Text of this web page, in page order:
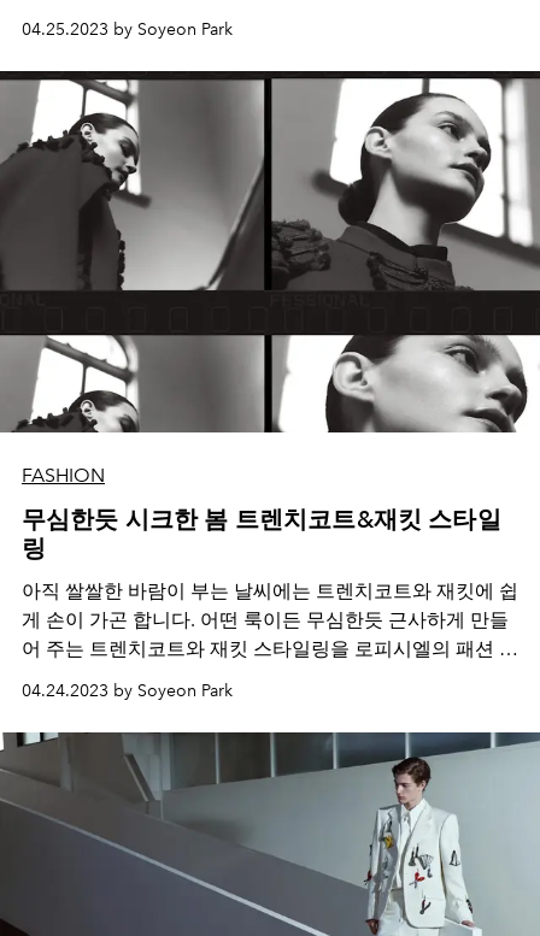
04.25.2023 by Soyeon Park
FASHION
무심한듯 시크한 봄 트렌치코트&재킷 스타일
링
아직 쌀쌀한 바람이 부는 날씨에는 트렌치코트와 재킷에 쉽
게 손이 가곤 합니다. 어떤 룩이든 무심한듯 근사하게 만들
어 주는 트렌치코트와 재킷 스타일링을 로피시엘의 패션 화
보에서 참고하세요
04.24.2023 by Soyeon Park